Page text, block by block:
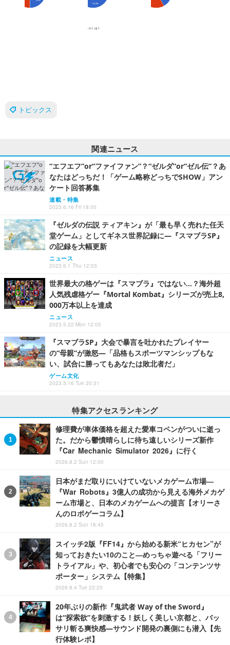
トピックス
関連ニュース
“エフエフ”or“ファイファン”？“ゼルダ”or“ゼル伝”？あ
なたはどっちだ！「ゲーム略称どっちでSHOW」アン
ケート回答募集
連載・特集
2023.6.16 Fri 18:00
『ゼルダの伝説 ティアキン』が「最も早く売れた任天
堂ゲーム」としてギネス世界記録に―『スマブラSP』
の記録を大幅更新
ニュース
2023.6.1 Thu 12:03
世界最大の格ゲーは『スマブラ』ではない…？海外超
人気残虐格ゲー『Mortal Kombat』シリーズが売上8,
000万本以上を達成
ニュース
2023.5.22 Mon 12:05
『スマブラSP』大会で暴言を吐かれたプレイヤー
の“母親”が激怒―「品格もスポーツマンシップもな
い、試合に勝ってもあなたは敗北者だ」
ゲーム文化
2023.5.16 Tue 20:31
特集アクセスランキング
修理費が車体価格を超えた愛車コペンがついに逝っ
た。だから鬱憤晴らしに待ち遠しいシリーズ新作
『Car Mechanic Simulator 2026』に行く
2026.8.2 Sun 12:00
日本がまだ取りにいけていないメカゲーム市場―
『War Robots』3億人の成功から見える海外メカゲ
ーム市場と、日本のメカゲームへの提言【オリーさ
んのロボゲーコラム】
2026.8.2 Sun 18:45
スイッチ2版『FF14』から始める新米“ヒカセン”が
知っておきたい10のこと―めっちゃ遊べる「フリー
トライアル」や、初心者でも安心の「コンテンツサ
ポーター」システム【特集】
2026.8.4 Tue 22:20
20年ぶりの新作『鬼武者 Way of the Sword』
は“探索欲”を刺激する！妖しく美しい京都と、バッ
サリ斬る爽快感―サウンド開発の裏側にも潜入【先
行体験レポ】